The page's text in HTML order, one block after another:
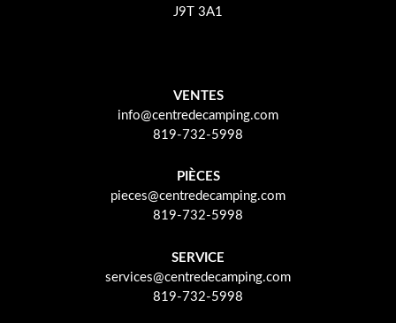
J9T 3A1
VENTES
info@centredecamping.com
819-732-5998
PIÈCES
pieces@centredecamping.com
819-732-5998
SERVICE
services@centredecamping.com
819-732-5998